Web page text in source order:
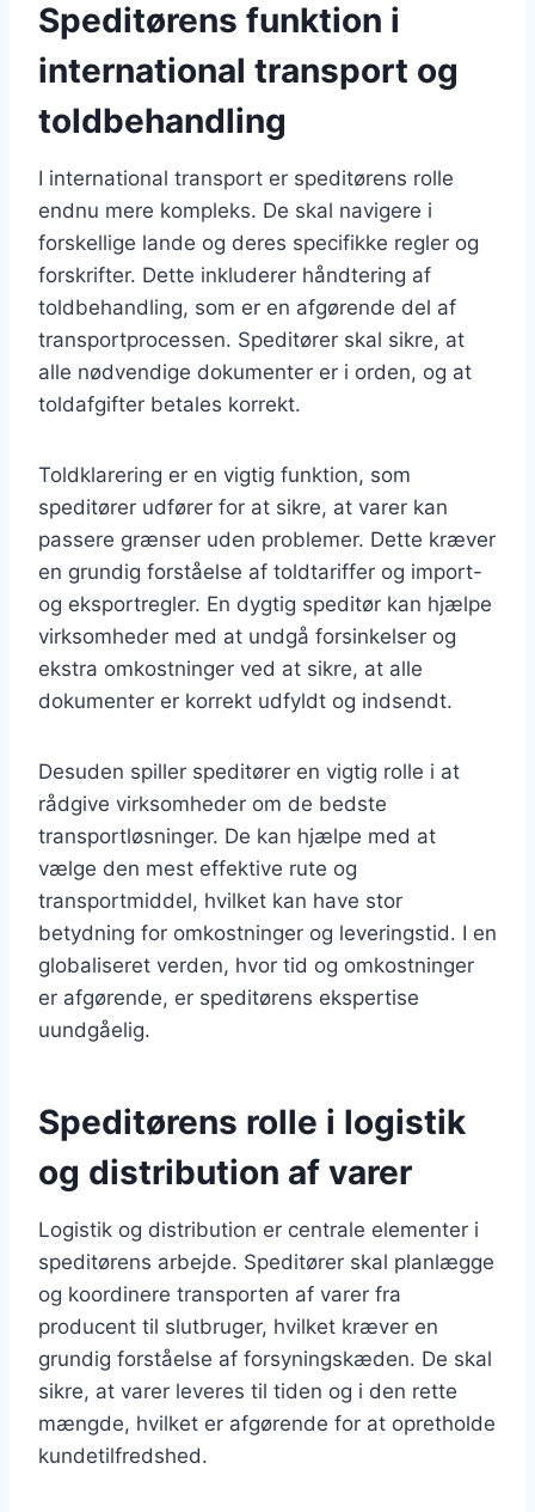
Speditørens funktion i
international transport og
toldbehandling
I international transport er speditørens rolle
endnu mere kompleks. De skal navigere i
forskellige lande og deres specifikke regler og
forskrifter. Dette inkluderer håndtering af
toldbehandling, som er en afgørende del af
transportprocessen. Speditører skal sikre, at
alle nødvendige dokumenter er i orden, og at
toldafgifter betales korrekt.
Toldklarering er en vigtig funktion, som
speditører udfører for at sikre, at varer kan
passere grænser uden problemer. Dette kræver
en grundig forståelse af toldtariffer og import-
og eksportregler. En dygtig speditør kan hjælpe
virksomheder med at undgå forsinkelser og
ekstra omkostninger ved at sikre, at alle
dokumenter er korrekt udfyldt og indsendt.
Desuden spiller speditører en vigtig rolle i at
rådgive virksomheder om de bedste
transportløsninger. De kan hjælpe med at
vælge den mest effektive rute og
transportmiddel, hvilket kan have stor
betydning for omkostninger og leveringstid. I en
globaliseret verden, hvor tid og omkostninger
er afgørende, er speditørens ekspertise
uundgåelig.
Speditørens rolle i logistik
og distribution af varer
Logistik og distribution er centrale elementer i
speditørens arbejde. Speditører skal planlægge
og koordinere transporten af varer fra
producent til slutbruger, hvilket kræver en
grundig forståelse af forsyningskæden. De skal
sikre, at varer leveres til tiden og i den rette
mængde, hvilket er afgørende for at opretholde
kundetilfredshed.